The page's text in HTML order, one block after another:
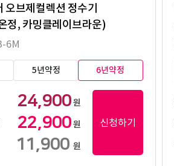
오브제컬렉션 정수기
정, 카밍클레이브라운)
6M
5년약정 6년약정
24,900원
22,900원
11,900 원
신청하기